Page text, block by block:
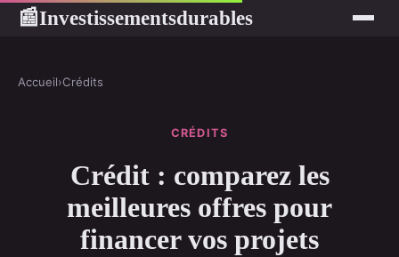
📰Investissementsdurables
Accueil›Crédits
CRÉDITS
Crédit : comparez les
meilleures offres pour
financer vos projets